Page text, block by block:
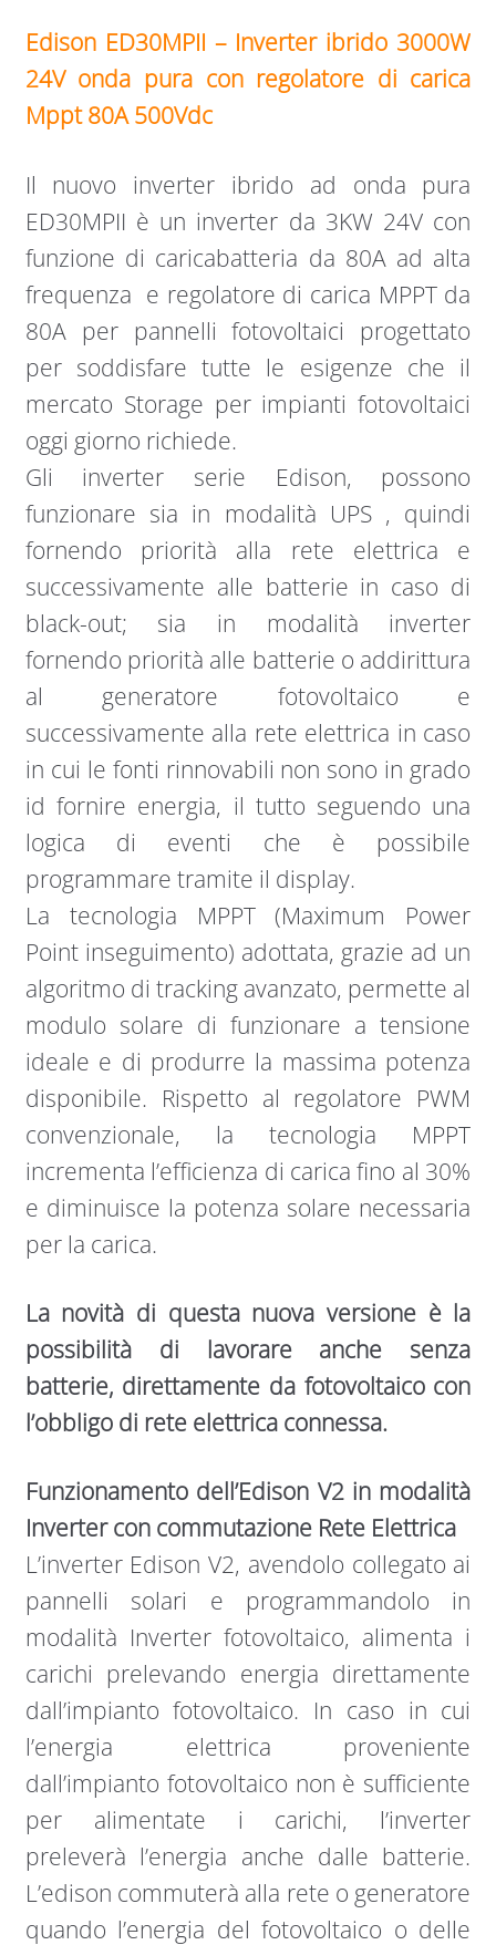
Edison ED30MPII – Inverter ibrido 3000W
24V onda pura con regolatore di carica
Mppt 80A 500Vdc
Il nuovo inverter ibrido ad onda pura
ED30MPII è un inverter da 3KW 24V con
funzione di caricabatteria da 80A ad alta
frequenza e regolatore di carica MPPT da
80A per pannelli fotovoltaici progettato
per soddisfare tutte le esigenze che il
mercato Storage per impianti fotovoltaici
oggi giorno richiede.
Gli inverter serie Edison, possono
funzionare sia in modalità UPS , quindi
fornendo priorità alla rete elettrica e
successivamente alle batterie in caso di
black-out; sia in modalità inverter
fornendo priorità alle batterie o addirittura
al generatore fotovoltaico e
successivamente alla rete elettrica in caso
in cui le fonti rinnovabili non sono in grado
id fornire energia, il tutto seguendo una
logica di eventi che è possibile
programmare tramite il display.
La tecnologia MPPT (Maximum Power
Point inseguimento) adottata, grazie ad un
algoritmo di tracking avanzato, permette al
modulo solare di funzionare a tensione
ideale e di produrre la massima potenza
disponibile. Rispetto al regolatore PWM
convenzionale, la tecnologia MPPT
incrementa l’efficienza di carica fino al 30%
e diminuisce la potenza solare necessaria
per la carica.
La novità di questa nuova versione è la
possibilità di lavorare anche senza
batterie, direttamente da fotovoltaico con
l’obbligo di rete elettrica connessa.
Funzionamento dell’Edison V2 in modalità
Inverter con commutazione Rete Elettrica
L’inverter Edison V2, avendolo collegato ai
pannelli solari e programmandolo in
modalità Inverter fotovoltaico, alimenta i
carichi prelevando energia direttamente
dall’impianto fotovoltaico. In caso in cui
l’energia elettrica proveniente
dall’impianto fotovoltaico non è sufficiente
per alimentate i carichi, l’inverter
preleverà l’energia anche dalle batterie.
L’edison commuterà alla rete o generatore
quando l’energia del fotovoltaico o delle